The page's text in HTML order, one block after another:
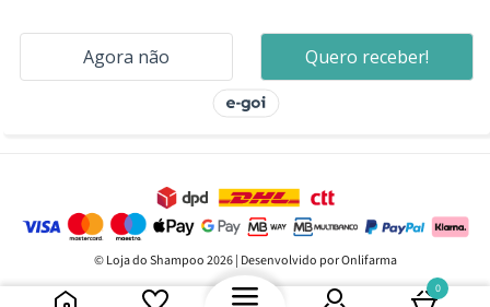
0
© Loja do Shampoo 2026 | Desenvolvido por Onlifarma